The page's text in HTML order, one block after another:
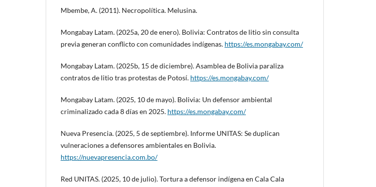
Mbembe, A. (2011). Necropolítica. Melusina.
Mongabay Latam. (2025a, 20 de enero). Bolivia: Contratos de litio sin consulta
previa generan conflicto con comunidades indígenas. https://es.mongabay.com/
Mongabay Latam. (2025b, 15 de diciembre). Asamblea de Bolivia paraliza
contratos de litio tras protestas de Potosí. https://es.mongabay.com/
Mongabay Latam. (2025, 10 de mayo). Bolivia: Un defensor ambiental
criminalizado cada 8 días en 2025. https://es.mongabay.com/
Nueva Presencia. (2025, 5 de septiembre). Informe UNITAS: Se duplican
vulneraciones a defensores ambientales en Bolivia.
https://nuevapresencia.com.bo/
Red UNITAS. (2025, 10 de julio). Tortura a defensor indígena en Cala Cala